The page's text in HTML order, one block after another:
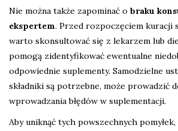
Nie można także zapominać o braku
ekspertem. Przed rozpoczęciem kuracji
warto skonsultować się z lekarzem lub
pomogą zidentyfikować ewentualne
odpowiednie suplementy. Samodzielne
składniki są potrzebne, może prowadzić
wprowadzania błędów w suplementacji.
Aby uniknąć tych powszechnych